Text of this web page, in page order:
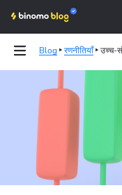
Blog रणनीतियाँ उच्च-